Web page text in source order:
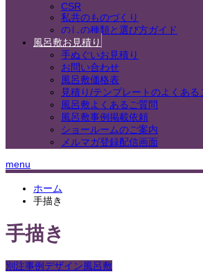
CSR
私共のものづくり
のしの種類と選び方ガイド
風呂敷お見積り
手ぬぐいお見積り
お問い合わせ
風呂敷価格表
見積り/テンプレートのよくある
風呂敷よくあるご質問
風呂敷事例掲載依頼
ショールームのご案内
メルマガ登録配信画面
menu
ホーム
手描き
手描き
別注事例デザイン風呂敷